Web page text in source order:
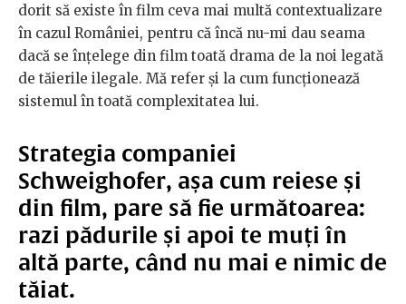
dorit să existe în film ceva mai multă contextualizare
în cazul României, pentru că încă nu-mi dau seama
dacă se înțelege din film toată drama de la noi legată
de tăierile ilegale. Mă refer și la cum funcționează
sistemul în toată complexitatea lui.
Strategia companiei
Schweighofer, așa cum reiese și
din film, pare să fie următoarea:
razi pădurile și apoi te muți în
altă parte, când nu mai e nimic de
tăiat.